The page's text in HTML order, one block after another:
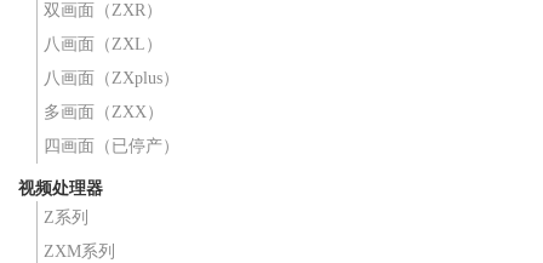
双画面（ZXR）
八画面（ZXL）
八画面（ZXplus）
多画面（ZXX）
四画面（已停产）
视频处理器
Z系列
ZXM系列